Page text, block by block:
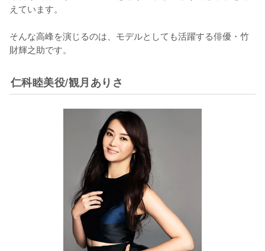
えています。
そんな高峰を演じるのは、モデルとしても活躍する俳優・竹
財輝之助です。
仁科睦美役/観月ありさ